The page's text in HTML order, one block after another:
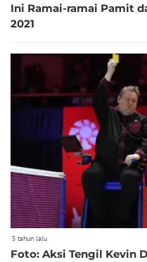
Ini Ramai-ramai Pamit
2021
5 tahun lalu
Foto: Aksi Tengil Kevin